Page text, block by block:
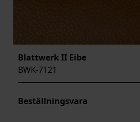
Blattwerk II Eibe
BWK-7121
Beställningsvara